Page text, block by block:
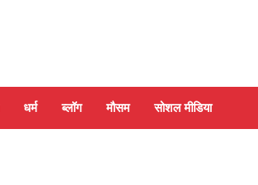
धर्म ब्लॉग मौसम सोशल मीडिया